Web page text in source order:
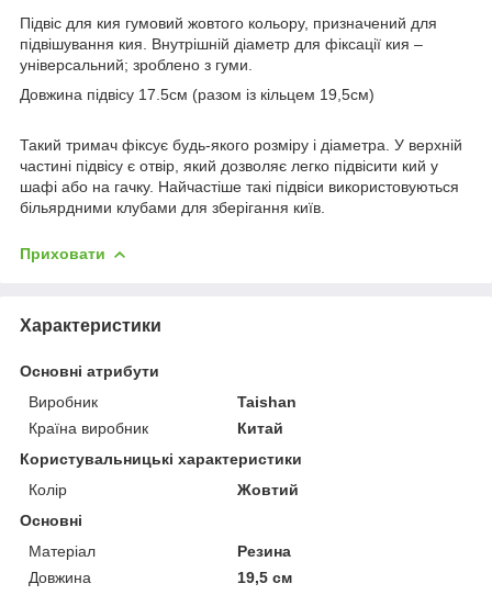
Підвіс для кия гумовий жовтого кольору, призначений для
підвішування кия. Внутрішній діаметр для фіксації кия –
універсальний; зроблено з гуми.
Довжина підвісу 17.5см (разом із кільцем 19,5см)
Такий тримач фіксує будь-якого розміру і діаметра. У верхній
частині підвісу є отвір, який дозволяє легко підвісити кий у
шафі або на гачку. Найчастіше такі підвіси використовуються
більярдними клубами для зберігання київ.
Приховати
Характеристики
Основні атрибути
Виробник
Taishan
Країна виробник
Китай
Користувальницькі характеристики
Колір
Жовтий
Основні
Матеріал
Резина
Довжина
19,5 см